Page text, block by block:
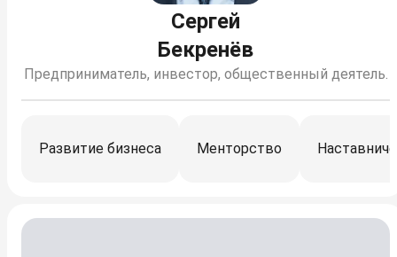
Тарифы
Сергей
Бекренёв
Предприниматель, инвестор, общественный деятель.
Развитие бизнеса Менторство